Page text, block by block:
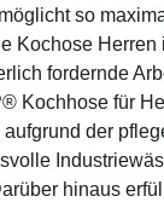
so
Kochose Herren
fordernde
Kochhose für
aufgrund der
hinaus